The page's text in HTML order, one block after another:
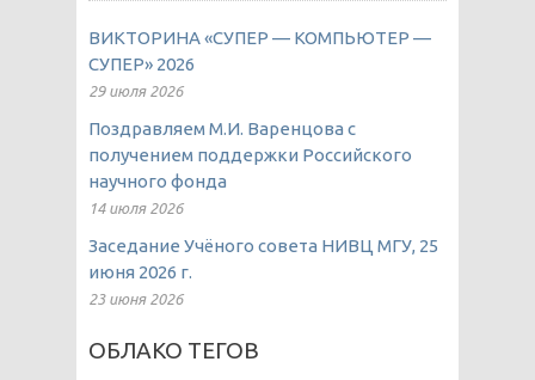
ВИКТОРИНА «СУПЕР — КОМПЬЮТЕР —
СУПЕР» 2026
29 июля 2026
Поздравляем М.И. Варенцова с
получением поддержки Российского
научного фонда
14 июля 2026
Заседание Учёного совета НИВЦ МГУ, 25
июня 2026 г.
23 июня 2026
ОБЛАКО ТЕГОВ